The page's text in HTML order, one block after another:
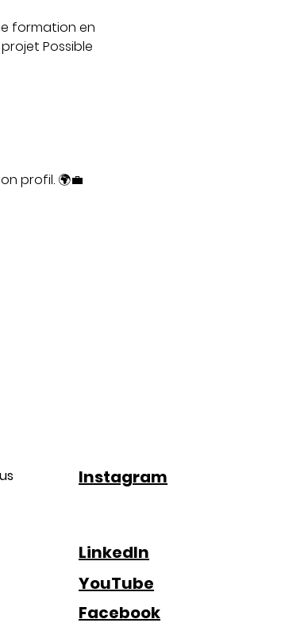
formation en
Possible
profil. 🌍💼
Instagram
LinkedIn
YouTube
Facebook